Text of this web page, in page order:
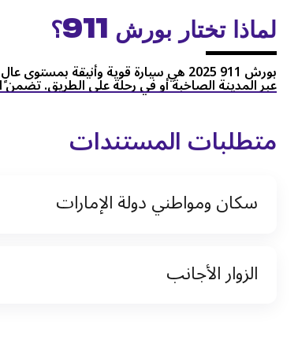
لماذا تختار بورش 911؟
بورش 911 2025 هي سيارة قوية وأنيقة
عبر المدينة الصاخبة أو في رحلة على الطريق. تضمن
متطلبات المستندات
سكان ومواطني دولة الإمارات
نسخة من تأشيرة الاقامة
الزوار الأجانب